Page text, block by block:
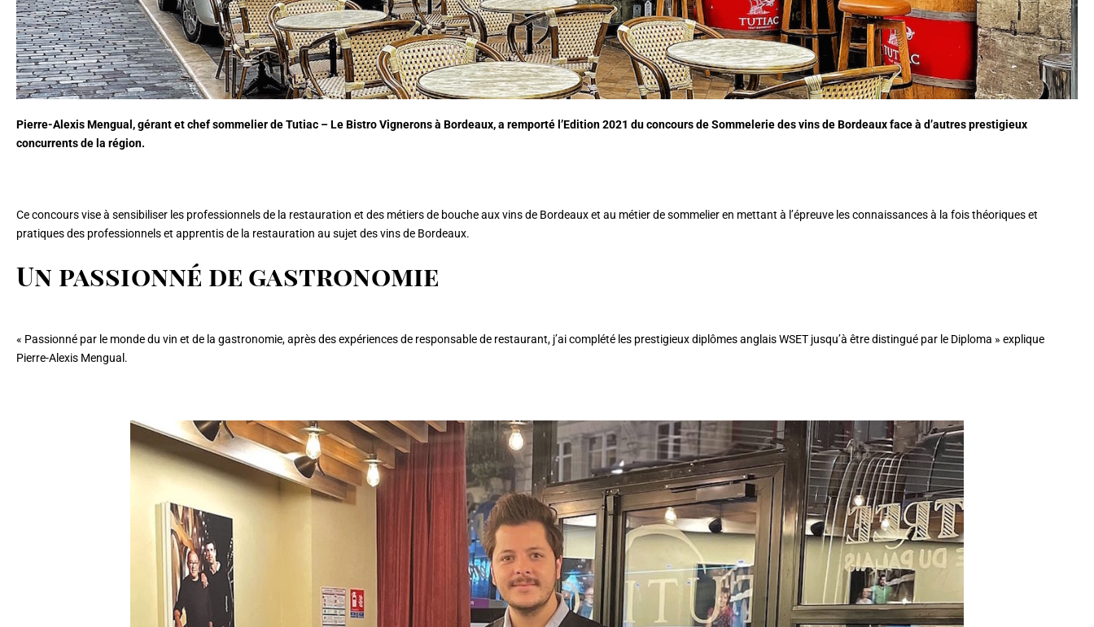
Pierre-Alexis Mengual, gérant et chef sommelier de Tutiac – Le Bistro Vignerons à Bordeaux, a remporté l’Edition 2021 du concours de Sommelerie des vins de Bordeaux face à d’autres prestigieux
concurrents de la région.
Ce concours vise à sensibiliser les professionnels de la restauration et des métiers de bouche aux vins de Bordeaux et au métier de sommelier en mettant à l’épreuve les connaissances à la fois théoriques et
pratiques des professionnels et apprentis de la restauration au sujet des vins de Bordeaux.
Un passionné de gastronomie
« Passionné par le monde du vin et de la gastronomie, après des expériences de responsable de restaurant, j’ai complété les prestigieux diplômes anglais WSET jusqu’à être distingué par le Diploma » explique
Pierre-Alexis Mengual.